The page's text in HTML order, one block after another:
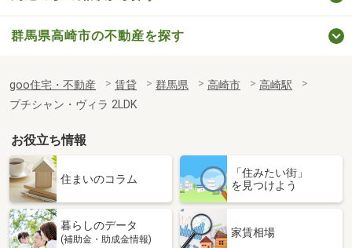
群馬県高崎市の不動産を探す
goo住宅・不動産 賃貸 群馬県 高崎市
高崎駅
プチシャン・ヴィラ 2LDK
お役立ち情報
住まいのコラム
「住みたい街」
を見つけよう
暮らしのデータ
(補助金・助成金情報)
家賃相場